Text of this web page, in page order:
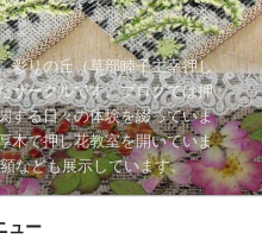
彩りの丘（草部睦子主宰押し
サークルです。ブログでは押
する日々の体験を綴っていま
木で押し花教室を開いていま
なども展示しています。
ュー